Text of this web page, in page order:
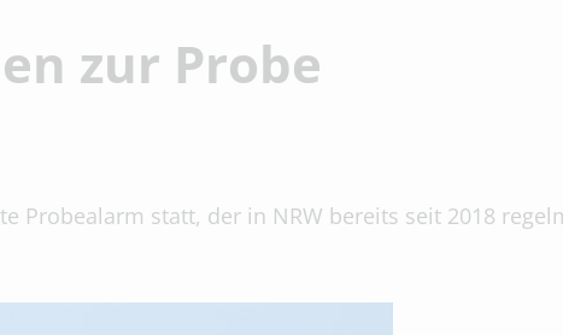
zur Probe
Probealarm statt, der in NRW bereits seit 2018